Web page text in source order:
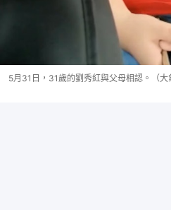
5月31日，31歲的劉秀紅與父母相認。（大